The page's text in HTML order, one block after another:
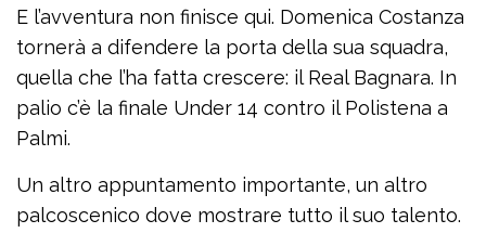
E l’avventura non finisce qui. Domenica Costanza
tornerà a difendere la porta della sua squadra,
quella che l’ha fatta crescere: il Real Bagnara. In
palio c’è la finale Under 14 contro il Polistena a
Palmi.
Un altro appuntamento importante, un altro
palcoscenico dove mostrare tutto il suo talento.